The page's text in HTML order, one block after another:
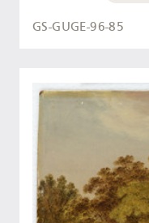
GS-GUGE-96-85